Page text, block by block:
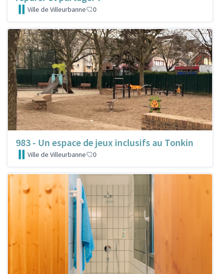
Ville de Villeurbanne 0
983 - Un espace de jeux inclusifs au Tonkin
Ville de Villeurbanne 0